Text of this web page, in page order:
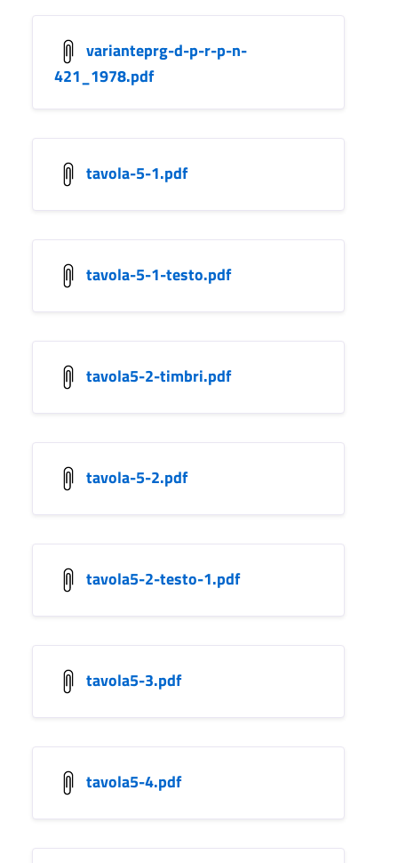
varianteprg-d-p-r-p-n-
421_1978.pdf
tavola-5-1.pdf
tavola-5-1-testo.pdf
tavola5-2-timbri.pdf
tavola-5-2.pdf
tavola5-2-testo-1.pdf
tavola5-3.pdf
tavola5-4.pdf